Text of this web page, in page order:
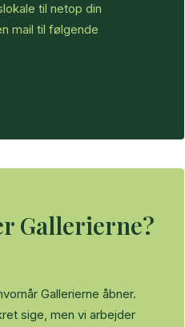
Gallerierne?
Gallerierne åbner.
sige, men vi arbejder
til netop din
mail til følgende